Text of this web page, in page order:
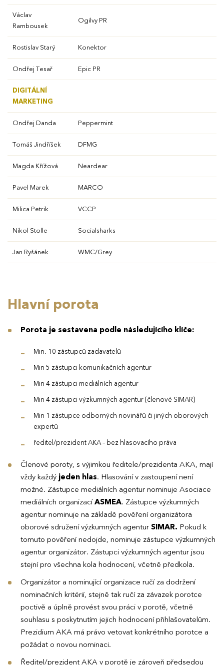
O EFFIE
AKTUALITY
VÝSLEDKY
Ročník 2025
Ročník 2024
Ročník 2021
GALERIE
KONTAKTY
Václav
Rambousek
Ogilvy PR
Rostislav Starý Konektor
Ondřej Tesař Epic PR
DIGITÁLNÍ
MARKETING
Ondřej Danda Peppermint
Tomáš Jindříšek DFMG
Magda Křížová Neardear
Pavel Marek MARCO
Milica Petrik VCCP
Nikol Stolle Socialsharks
Jan Ryšánek WMC/Grey
Hlavní porota
Porota je sestavena podle následujícího klíče:
Min. 10 zástupců zadavatelů
Min 5 zástupci komunikačních agentur
Min 4 zástupci mediálních agentur
Min 4 zástupci výzkumných agentur (členové SIMAR)
Min 1 zástupce odborných novinářů či jiných oborových
expertů
ředitel/prezident AKA – bez hlasovacího práva
Členové poroty, s výjimkou ředitele/prezidenta AKA, mají
vždy každý jeden hlas. Hlasování v zastoupení není
možné. Zástupce mediálních agentur nominuje Asociace
mediálních organizacíASMEA. Zástupce výzkumných
agentur nominuje na základě pověření organizátora
oborové sdružení výzkumných agentur SIMAR. Pokud k
tomuto pověření nedojde, nominuje zástupce výzkumných
agentur organizátor. Zástupci výzkumných agentur jsou
stejní pro všechna kola hodnocení, včetně předkola.
Organizátor a nominující organizace ručí za dodržení
nominačních kritérií, stejně tak ručí za závazek porotce
poctivě a úplně provést svou práci v porotě, včetně
souhlasu s poskytnutím jejich hodnocení přihlašovatelům.
Prezidium AKA má právo vetovat konkrétního porotce a
požádat o novou nominaci.
Ředitel/prezident AKA v porotě je zároveň předsedou